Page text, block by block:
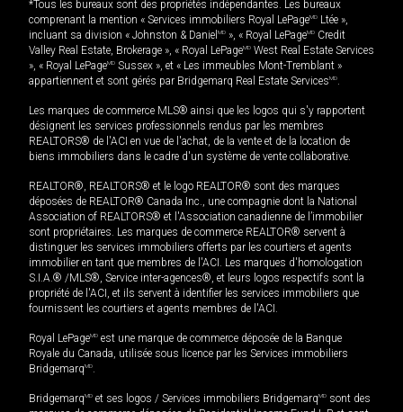
*Tous les bureaux sont des propriétés indépendantes. Les bureaux
comprenant la mention « Services immobiliers Royal LePageMD Ltée »,
incluant sa division « Johnston & Daniel MD », « Royal LePageMD Credit
Valley Real Estate, Brokerage », « Royal LePageMD West Real Estate Services
», « Royal LePageMD Sussex », et « Les immeubles Mont-Tremblant »
appartiennent et sont gérés par Bridgemarq Real Estate ServicesMD.
Les marques de commerce MLS® ainsi que les logos qui s'y rapportent
désignent les services professionnels rendus par les membres
REALTORS® de l'ACI en vue de l'achat, de la vente et de la location de
biens immobiliers dans le cadre d'un système de vente collaborative.
REALTOR®, REALTORS® et le logo REALTOR® sont des marques
déposées de REALTOR® Canada Inc., une compagnie dont la National
Association of REALTORS® et l'Association canadienne de l’immobilier
sont propriétaires. Les marques de commerce REALTOR® servent à
distinguer les services immobiliers offerts par les courtiers et agents
immobilier en tant que membres de l'ACI. Les marques d'homologation
S.I.A.® /MLS®, Service inter-agences®, et leurs logos respectifs sont la
propriété de l'ACI, et ils servent à identifier les services immobiliers que
fournissent les courtiers et agents membres de l'ACI.
Royal LePageMD est une marque de commerce déposée de la Banque
Royale du Canada, utilisée sous licence par les Services immobiliers
BridgemarqMD.
BridgemarqMD et ses logos / Services immobiliers BridgemarqMD sont des